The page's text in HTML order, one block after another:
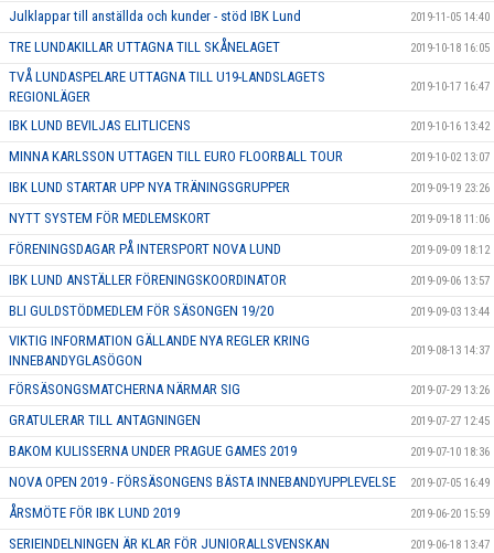
Julklappar till anställda och kunder - stöd IBK Lund 2019-11-05 14:40
TRE LUNDAKILLAR UTTAGNA TILL SKÅNELAGET 2019-10-18 16:05
TVÅ LUNDASPELARE UTTAGNA TILL U19-LANDSLAGETS
REGIONLÄGER
2019-10-17 16:47
IBK LUND BEVILJAS ELITLICENS 2019-10-16 13:42
MINNA KARLSSON UTTAGEN TILL EURO FLOORBALL TOUR 2019-10-02 13:07
IBK LUND STARTAR UPP NYA TRÄNINGSGRUPPER 2019-09-19 23:26
NYTT SYSTEM FÖR MEDLEMSKORT 2019-09-18 11:06
FÖRENINGSDAGAR PÅ INTERSPORT NOVA LUND 2019-09-09 18:12
IBK LUND ANSTÄLLER FÖRENINGSKOORDINATOR 2019-09-06 13:57
BLI GULDSTÖDMEDLEM FÖR SÄSONGEN 19/20 2019-09-03 13:44
VIKTIG INFORMATION GÄLLANDE NYA REGLER KRING
INNEBANDYGLASÖGON
2019-08-13 14:37
FÖRSÄSONGSMATCHERNA NÄRMAR SIG 2019-07-29 13:26
GRATULERAR TILL ANTAGNINGEN 2019-07-27 12:45
BAKOM KULISSERNA UNDER PRAGUE GAMES 2019 2019-07-10 18:36
NOVA OPEN 2019 - FÖRSÄSONGENS BÄSTA INNEBANDYUPPLEVELSE 2019-07-05 16:49
ÅRSMÖTE FÖR IBK LUND 2019 2019-06-20 15:59
SERIEINDELNINGEN ÄR KLAR FÖR JUNIORALLSVENSKAN 2019-06-18 13:47